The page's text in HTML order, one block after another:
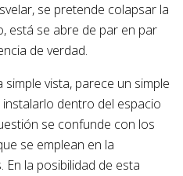
se pretende colapsar la
está se abre de par en par
de verdad.
vista, parece un simple
dentro del espacio
se confunde con los
se emplean en la
la posibilidad de esta